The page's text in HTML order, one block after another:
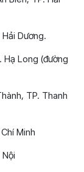
Dương.
Hạ Long (đường
TP. Thanh
Minh